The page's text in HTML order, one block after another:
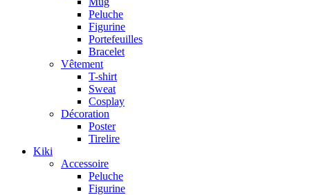
Peluche
Figurine
Portefeuilles
Bracelet
Vêtement
T-shirt
Sweat
Cosplay
Décoration
Poster
Tirelire
Kiki
Accessoire
Peluche
Figurine